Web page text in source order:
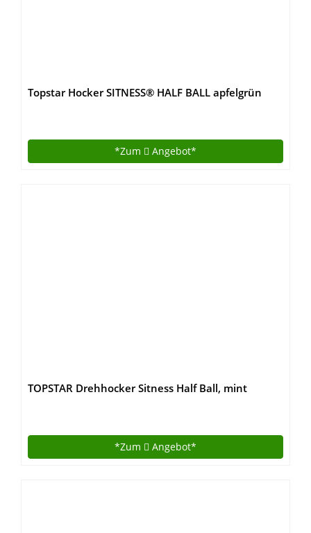
Topstar Hocker SITNESS® HALF BALL apfelgrün
*Zum Angebot*
TOPSTAR Drehhocker Sitness Half Ball, mint
*Zum Angebot*